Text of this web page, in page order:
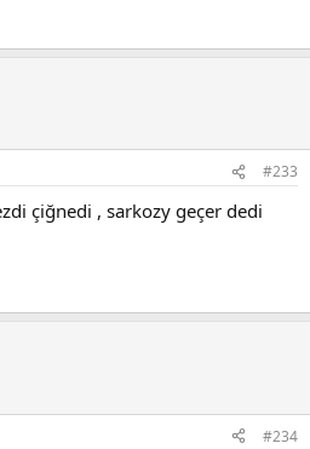
#233
çiğnedi , sarkozy geçer dedi
#234